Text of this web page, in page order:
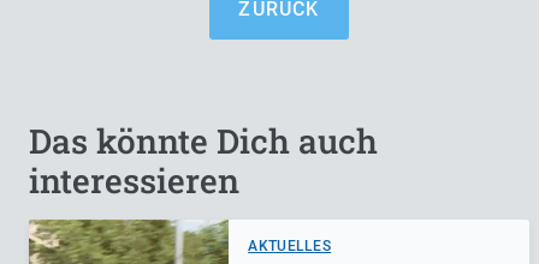
ZURÜCK
Das könnte Dich auch
interessieren
AKTUELLES